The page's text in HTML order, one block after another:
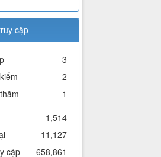
cập
3
2
1
1,514
11,127
cập
658,861